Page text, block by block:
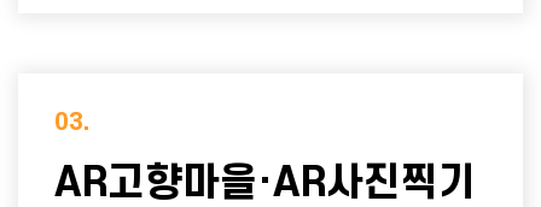
03.
AR고향마을·AR사진찍기